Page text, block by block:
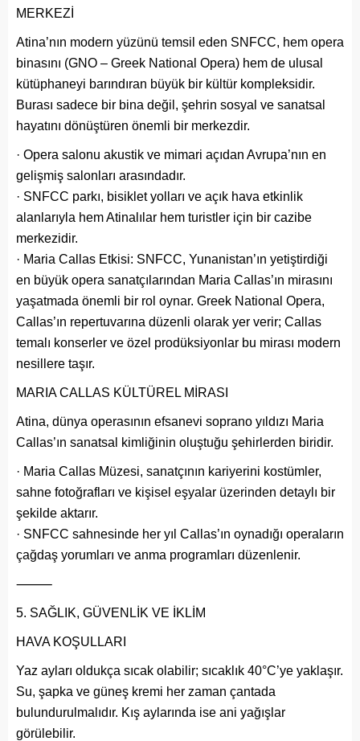
MERKEZİ
Atina’nın modern yüzünü temsil eden SNFCC, hem opera
binasını (GNO – Greek National Opera) hem de ulusal
kütüphaneyi barındıran büyük bir kültür kompleksidir.
Burası sadece bir bina değil, şehrin sosyal ve sanatsal
hayatını dönüştüren önemli bir merkezdir.
· Opera salonu akustik ve mimari açıdan Avrupa’nın en
gelişmiş salonları arasındadır.
· SNFCC parkı, bisiklet yolları ve açık hava etkinlik
alanlarıyla hem Atinalılar hem turistler için bir cazibe
merkezidir.
· Maria Callas Etkisi: SNFCC, Yunanistan’ın yetiştirdiği
en büyük opera sanatçılarından Maria Callas’ın mirasını
yaşatmada önemli bir rol oynar. Greek National Opera,
Callas’ın repertuvarına düzenli olarak yer verir; Callas
temalı konserler ve özel prodüksiyonlar bu mirası modern
nesillere taşır.
MARIA CALLAS KÜLTÜREL MİRASI
Atina, dünya operasının efsanevi soprano yıldızı Maria
Callas’ın sanatsal kimliğinin oluştuğu şehirlerden biridir.
· Maria Callas Müzesi, sanatçının kariyerini kostümler,
sahne fotoğrafları ve kişisel eşyalar üzerinden detaylı bir
şekilde aktarır.
· SNFCC sahnesinde her yıl Callas’ın oynadığı operaların
çağdaş yorumları ve anma programları düzenlenir.
⸻
SAĞLIK, GÜVENLİK VE İKLİM
HAVA KOŞULLARI
Yaz ayları oldukça sıcak olabilir; sıcaklık 40°C’ye yaklaşır.
Su, şapka ve güneş kremi her zaman çantada
bulundurulmalıdır. Kış aylarında ise ani yağışlar
görülebilir.